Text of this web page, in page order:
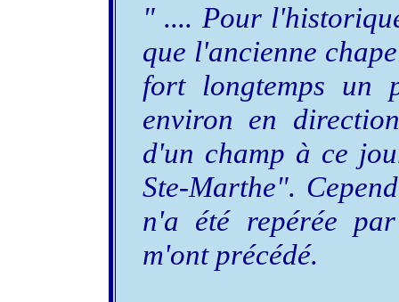
" .... Pour
que l'ancienne
fort longtemps un
environ en
d'un champ à ce
Ste-Marthe".
n'a été repérée
m'ont précédé.